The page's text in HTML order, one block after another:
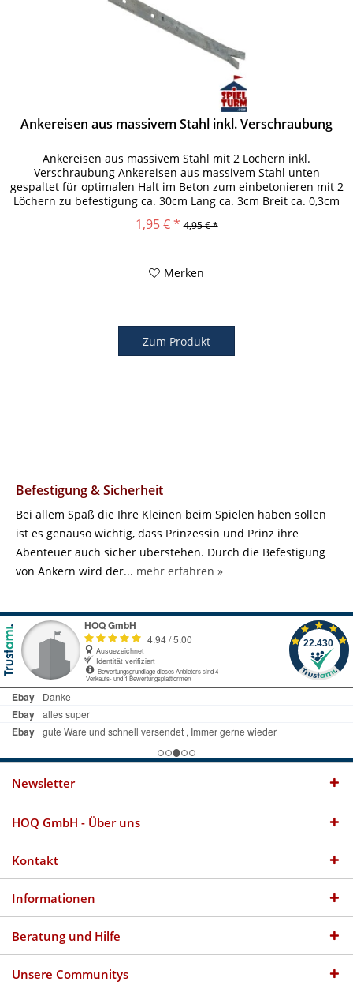
Ankereisen aus massivem Stahl inkl. Verschraubung
Ankereisen aus massivem Stahl mit 2 Löchern inkl.
Verschraubung Ankereisen aus massivem Stahl unten
gespaltet für optimalen Halt im Beton zum einbetonieren mit 2
Löchern zu befestigung ca. 30cm Lang ca. 3cm Breit ca. 0,3cm
Dick Inkl....
1,95 € * 4,95 € *
Merken
Zum Produkt
Befestigung & Sicherheit
Bei allem Spaß die Ihre Kleinen beim Spielen haben sollen
ist es genauso wichtig, dass Prinzessin und Prinz ihre
Abenteuer auch sicher überstehen. Durch die Befestigung
von Ankern wird der... mehr erfahren »
Newsletter
HOQ GmbH - Über uns
Kontakt
Informationen
Beratung und Hilfe
Unsere Communitys